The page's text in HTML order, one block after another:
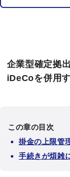
企業型確定拠
iDeCoを併用
この章の目次
掛金の上限管
手続きが煩雑